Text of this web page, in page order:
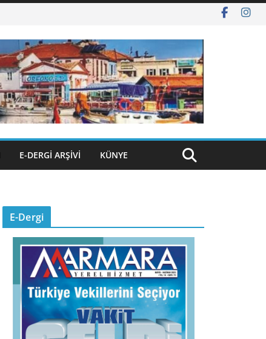
E-DERGI ARŞIVI KÜNYE
E-Dergi